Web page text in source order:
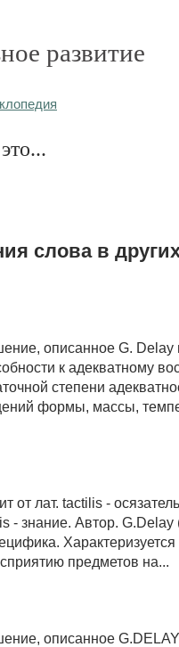
развитие
слова в
описанное G. Delay
к адекватному
степени
формы, массы,
от лат. tactilis -
- знание. Автор. G.Delay
Характеризуется
предметов на...
описанное